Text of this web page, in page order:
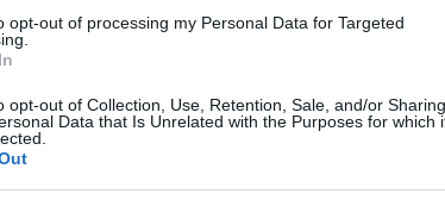
opt-out of processing my Personal Data for Targeted
opt-out of Collection, Use, Retention, Sale, and/or Sharing
Data that Is Unrelated with the Purposes for which
τη νίκη αυτή έφτασε τις τρεις σερί και
ΔΙΑΦΗΜΙΣΗ